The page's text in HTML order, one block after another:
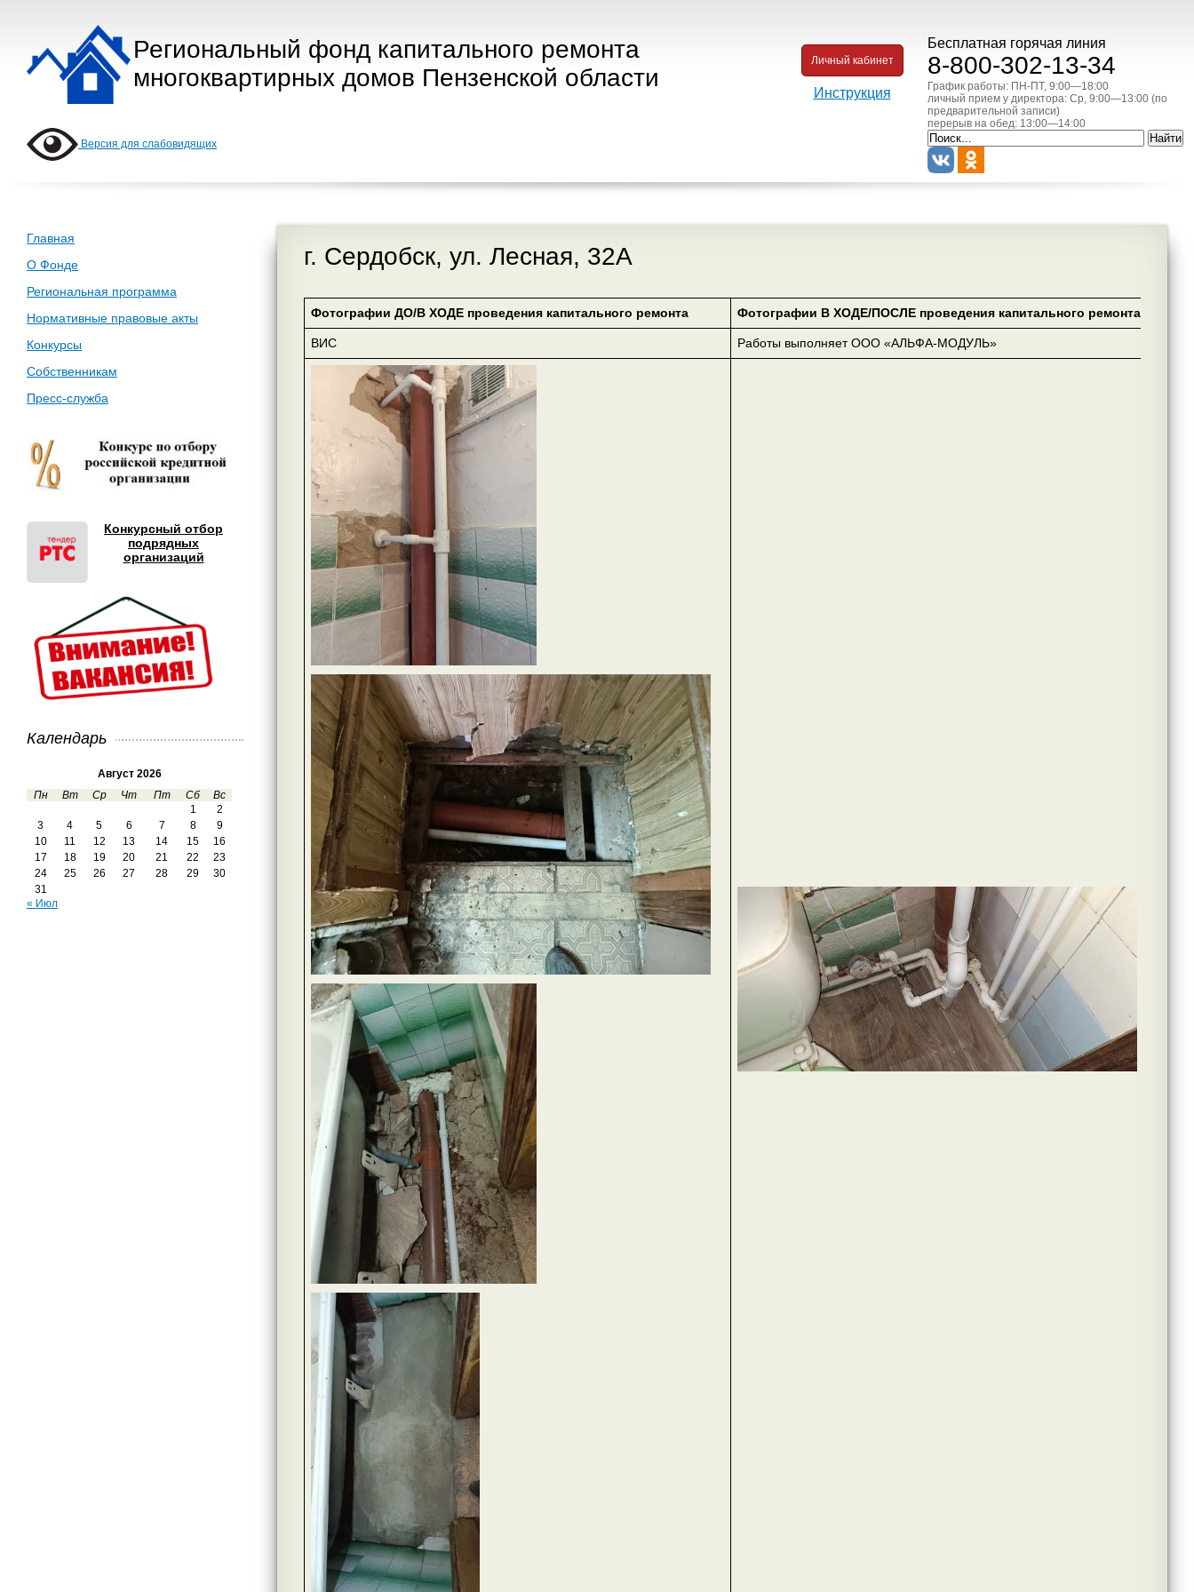
Региональный фонд капитального ремонта
многоквартирных домов Пензенской области
Бесплатная горячая линия
8-800-302-13-34
График работы: ПН-ПТ, 9:00—18:00
личный прием у директора: Ср, 9:00—13:00 (по
предварительной записи)
перерыв на обед: 13:00—14:00
Личный кабинет
Инструкция
Версия для слабовидящих
Главная
О Фонде
Региональная программа
Нормативные правовые акты
Конкурсы
Собственникам
Пресс-служба
Конкурсный отбор
подрядных
организаций
Календарь
Август 2026
Пн
Вт Ср Чт Пт Сб
Вс
1
2
3
4 5 6 7 8
9
10
11 12 13 14 15
16
17
18 19 20 21 22
23
24
25 26 27 28 29
30
31
« Июл
г. Сердобск, ул. Лесная, 32А
Фотографии ДО/В ХОДЕ проведения капитального ремонта Фотографии В ХОДЕ/ПОСЛЕ проведения капитального ремонта
ВИС Работы выполняет ООО «АЛЬФА-МОДУЛЬ»